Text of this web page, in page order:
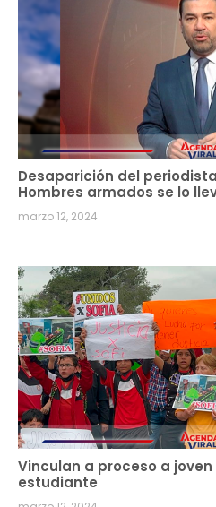
Desaparición del
Hombres armados se lo
marzo 12, 2024
Vinculan a proceso a
estudiante